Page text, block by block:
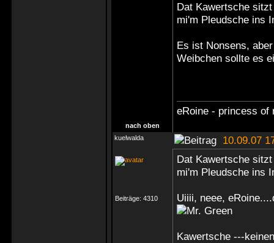
Dat Kawertsche
mi'm Pleudsche ins
Es ist Nonsens,
Weibchen sollte es
eRoine - princess of
nach oben
kuelwalda
10.09.07
Beiträge: 4310
Dat Kawertsche
mi'm Pleudsche ins
Uiiii, neee,
Kawertsche ---